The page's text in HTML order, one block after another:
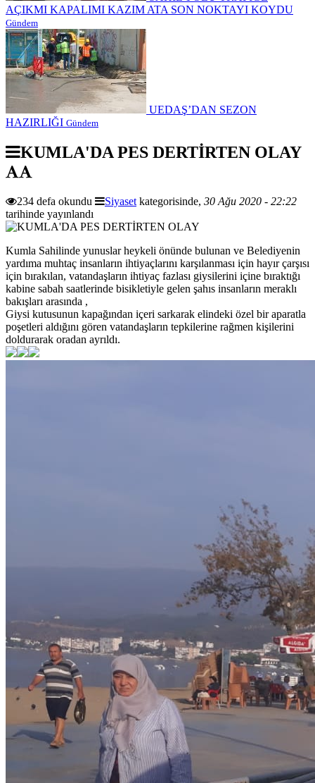
AÇIKMI KAPALIMI KAZIM ATA SON NOKTAYI KOYDU
Gündem
UEDAŞ’DAN SEZON
HAZIRLIĞI Gündem
KUMLA'DA PES DERTİRTEN OLAY
234 defa okundu Siyaset kategorisinde, 30 Ağu 2020 - 22:22
tarihinde yayınlandı
Kumla Sahilinde yunuslar heykeli önünde bulunan ve Belediyenin
yardıma muhtaç insanların ihtiyaçlarını karşılanması için hayır çarşısı
için bırakılan, vatandaşların ihtiyaç fazlası giysilerini içine bıraktığı
kabine sabah saatlerinde bisikletiyle gelen şahıs insanların meraklı
bakışları arasında ,
Giysi kutusunun kapağından içeri sarkarak elindeki özel bir aparatla
poşetleri aldığını gören vatandaşların tepkilerine rağmen kişilerini
doldurarak oradan ayrıldı.